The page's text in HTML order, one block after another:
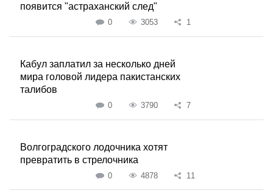
появится "астраханский след"
0 3053 1
Кабул заплатил за несколько дней
мира головой лидера пакистанских
талибов
0 3790 7
Волгоградского лодочника хотят
превратить в стрелочника
0 4878 11